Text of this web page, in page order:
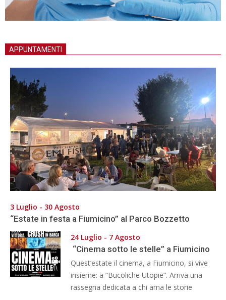
APPUNTAMENTI
3 Luglio - 30 Agosto
“Estate in festa a Fiumicino” al Parco Bozzetto
24 Luglio - 7 Agosto
“Cinema sotto le stelle” a Fiumicino
Quest’estate il cinema, a Fiumicino, si vive
insieme: a “Bucoliche Utopie”. Arriva una
rassegna dedicata a chi ama le storie